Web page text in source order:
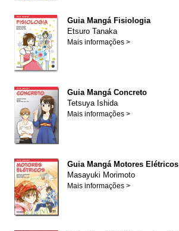
Guia Mangá Fisiologia
Etsuro Tanaka
Mais informações >
Guia Mangá Concreto
Tetsuya Ishida
Mais informações >
Guia Mangá Motores Elétricos
Masayuki Morimoto
Mais informações >